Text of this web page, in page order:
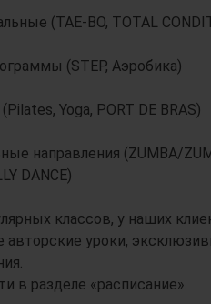
(TAE-BO, TOTAL
(STEP, Аэробика)
Yoga, PORT DE BRAS)
направления (ZUMBA/
DANCE)
классов, у наших
авторские уроки,
в разделе «расписание».